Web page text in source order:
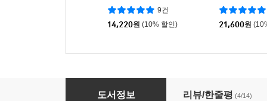
9건
14,220원 (10% 할인) 21,600원
첫걸음 끝내고 보는 베트남어 중고급의 모든 것
도서정보 리뷰/한줄평 (4/14)